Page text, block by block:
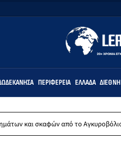
ΠΕΡΙΦΈΡΕΙΑ ΕΛΛΆΔΑ ΔΙΕΘΝΉ
από το Αγκυροβόλιο Αλίντων